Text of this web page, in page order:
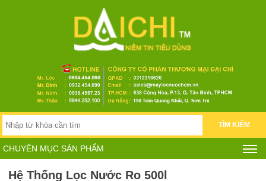
TÌM KIẾM
CHUYÊN MỤC SẢN PHẨM
Hệ Thống Lọc Nước Ro 500l